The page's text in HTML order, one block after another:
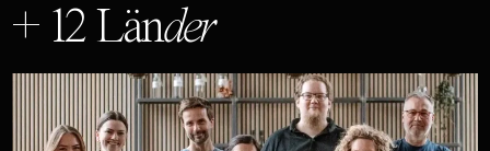
+ 12 Länder